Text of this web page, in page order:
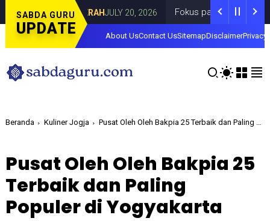
SABDA GURU
UPDATE
DAERAHJULY 20, 2026 Fokus pada Tantangan Akun
About UsContact UsSitemapDisclaimerPrivacy
Beranda Kuliner Jogja Pusat Oleh Oleh Bakpia 25 Terbaik dan Paling Populer di Yogyakarta
Pusat Oleh Oleh Bakpia 25
Terbaik dan Paling
Populer di Yogyakarta